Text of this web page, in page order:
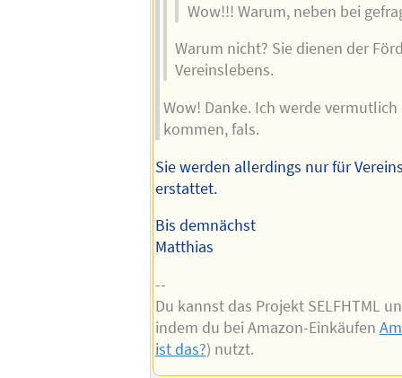
Wow!!! Warum, neben bei
Warum nicht? Sie dienen der
Vereinslebens.
Wow! Danke. Ich werde
kommen, fals.
Sie werden allerdings nur für
erstattet.
Bis demnächst
Matthias
--
Du kannst das Projekt SELFHTML
indem du bei Amazon-Einkäufen
ist das?) nutzt.